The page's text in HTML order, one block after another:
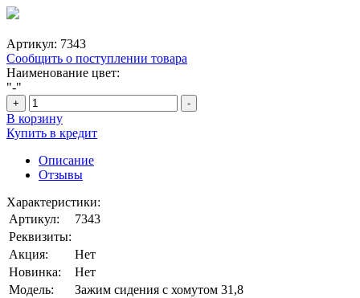
Артикул: 7343
Сообщить о поступлении товара
Наименование цвет:
"-"
+ -
В корзину
Купить в кредит
Описание
Отзывы
Характеристики:
Артикул:
7343
Реквизиты:
Акция:
Нет
Новинка:
Нет
Модель:
Зажим сидения с хомутом 31,8